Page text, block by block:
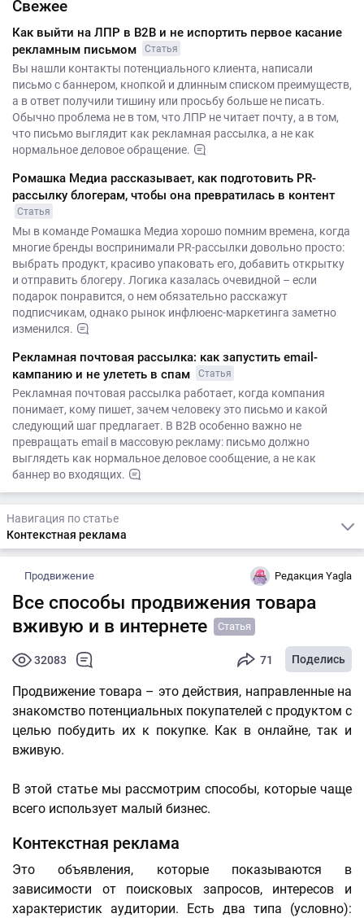
Свежее
Как выйти на ЛПР в B2B и не испортить первое касание
рекламным письмом
Статья
Вы нашли контакты потенциального клиента, написали
письмо с баннером, кнопкой и длинным списком преимуществ,
а в ответ получили тишину или просьбу больше не писать.
Обычно проблема не в том, что ЛПР не читает почту, а в том,
что письмо выглядит как рекламная рассылка, а не как
нормальное деловое обращение.
Ромашка Медиа рассказывает, как подготовить PR-
рассылку блогерам, чтобы она превратилась в контент
Статья
Мы в команде Ромашка Медиа хорошо помним времена, когда
многие бренды воспринимали PR-рассылки довольно просто:
выбрать продукт, красиво упаковать его, добавить открытку
и отправить блогеру. Логика казалась очевидной – если
подарок понравится, о нем обязательно расскажут
подписчикам, однако рынок инфлюенс-маркетинга заметно
изменился.
Рекламная почтовая рассылка: как запустить email-
кампанию и не улететь в спам
Статья
Рекламная почтовая рассылка работает, когда компания
понимает, кому пишет, зачем человеку это письмо и какой
следующий шаг предлагает. В B2B особенно важно не
превращать email в массовую рекламу: письмо должно
выглядеть как нормальное деловое сообщение, а не как
баннер во входящих.
Навигация по статье
Контекстная реклама
Продвижение Редакция Yagla
Все способы продвижения товара
вживую и в интернете
Статья
32083 71 Поделись
Продвижение товара – это действия, направленные на
знакомство потенциальных покупателей с продуктом с
целью побудить их к покупке. Как в онлайне, так и
вживую.
В этой статье мы рассмотрим способы, которые чаще
всего использует малый бизнес.
Контекстная реклама
Это объявления, которые показываются в
зависимости от поисковых запросов, интересов и
характеристик аудитории. Есть два типа (условно):